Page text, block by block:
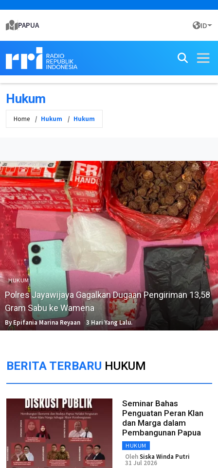
PAPUA ID
Hukum
Home Hukum Hukum
HUKUM
Polres Jayawijaya Gagalkan Dugaan Pengiriman 13,58
Gram Sabu ke Wamena
By Epifania Marina Reyaan 3 Hari Yang Lalu.
BERITA TERBARU HUKUM
Seminar Bahas
Penguatan Peran Klan
dan Marga dalam
Pembangunan Papua
HUKUM
OlehSiska Winda Putri
31 Jul 2026